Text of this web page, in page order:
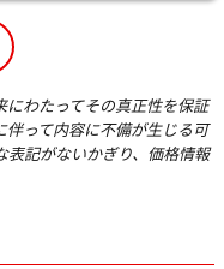
わたってその真正性を保証
って内容に不備が生じる可
記がないかぎり、価格情報